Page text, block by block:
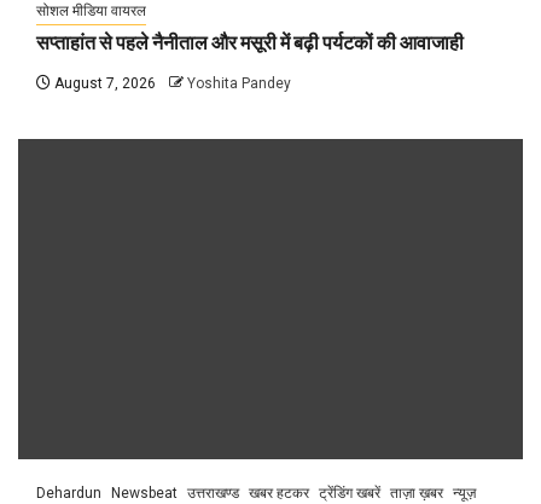
सोशल मीडिया वायरल
सप्ताहांत से पहले नैनीताल और मसूरी में बढ़ी पर्यटकों की आवाजाही
August 7, 2026 Yoshita Pandey
Dehardun Newsbeat उत्तराखण्ड खबर हटकर ट्रेंडिंग खबरें ताज़ा ख़बर न्यूज़